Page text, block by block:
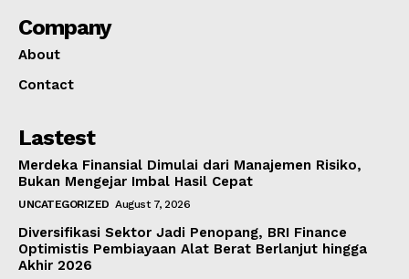
Company
About
Contact
Lastest
Merdeka Finansial Dimulai dari Manajemen Risiko,
Bukan Mengejar Imbal Hasil Cepat
UNCATEGORIZED August 7, 2026
Diversifikasi Sektor Jadi Penopang, BRI Finance
Optimistis Pembiayaan Alat Berat Berlanjut hingga
Akhir 2026